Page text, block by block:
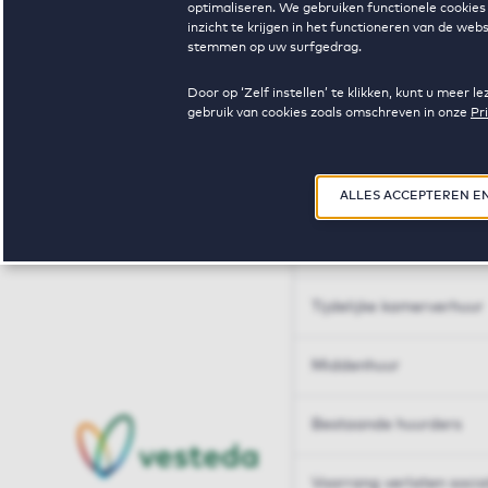
optimaliseren. We gebruiken functionele
inzicht te krijgen in het functioneren van de
stemmen op uw surfgedrag.
Door op ‘Zelf instellen’ te klikken, kunt u meer
gebruik van cookies zoals omschreven in onze
ALLES ACCEPTEREN
Huren op maat
Tijdelijke kamerverhuur
Middenhuur
Bestaande huurders
Voorrang verlaten